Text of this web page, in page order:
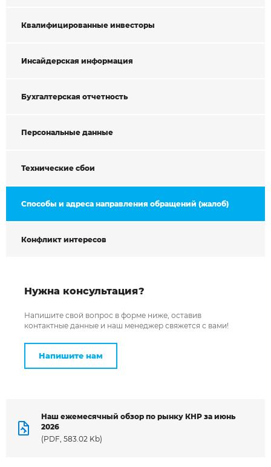
Квалифицированные инвесторы
Инсайдерская информация
Бухгалтерская отчетность
Персональные данные
Технические сбои
Способы и адреса направления обращений (жалоб)
Конфликт интересов
Нужна консультация?
Напишите свой вопрос в форме ниже, оставив
контактные данные и наш менеджер свяжется с вами!
Напишите нам
Наш ежемесячный обзор по рынку КНР за июнь
2026
(PDF, 583.02 Kb)